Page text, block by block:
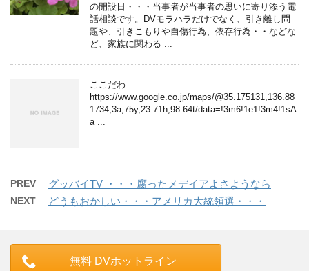
の開設日・・・当事者が当事者の思いに寄り添う電
話相談です。DVモラハラだけでなく、引き離し問
題や、引きこもりや自傷行為、依存行為・・などな
ど、家族に関わる ...
ここだわ
https://www.google.co.jp/maps/@35.175131,136.88
1734,3a,75y,23.71h,98.64t/data=!3m6!1e1!3m4!1sA
a ...
PREV グッバイTV ・・・腐ったメデイアよさようなら
NEXT どうもおかしい・・・アメリカ大統領選・・・
無料 DVホットライン